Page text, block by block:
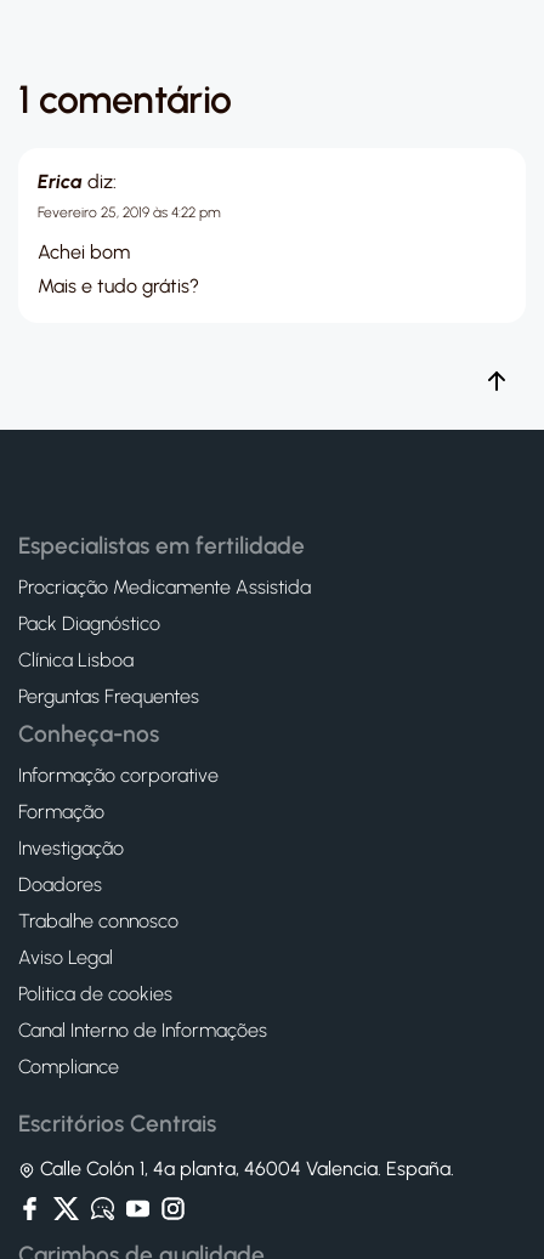
1 comentário
Erica diz:
Fevereiro 25, 2019 às 4:22 pm
Achei bom
Mais e tudo grátis?
Especialistas em fertilidade
Procriação Medicamente Assistida
Pack Diagnóstico
Clínica Lisboa
Perguntas Frequentes
Conheça-nos
Informação corporative
Formação
Investigação
Doadores
Trabalhe connosco
Aviso Legal
Politica de cookies
Canal Interno de Informações
Compliance
Escritórios Centrais
Calle Colón 1, 4ª planta, 46004 Valencia. España.